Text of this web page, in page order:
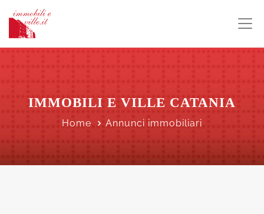
IMMOBILI E VILLE CATANIA
Home Annunci immobiliari